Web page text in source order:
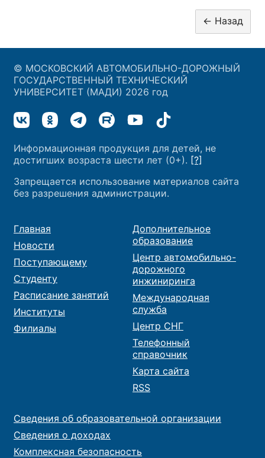
© МОСКОВСКИЙ АВТОМОБИЛЬНО-ДОРОЖНЫЙ
ГОСУДАРСТВЕННЫЙ ТЕХНИЧЕСКИЙ
УНИВЕРСИТЕТ (МАДИ) 2026 год
Информационная продукция для детей, не
достигших возраста шести лет (0+). [?]
Запрещается использование материалов сайта
без разрешения администрации.
Главная
Новости
Поступающему
Студенту
Расписание занятий
Институты
Филиалы
Дополнительное
образование
Центр автомобильно-
дорожного
инжиниринга
Международная
служба
Центр СНГ
Телефонный
справочник
Карта сайта
RSS
Сведения об образовательной организации
Сведения о доходах
Комплексная безопасность